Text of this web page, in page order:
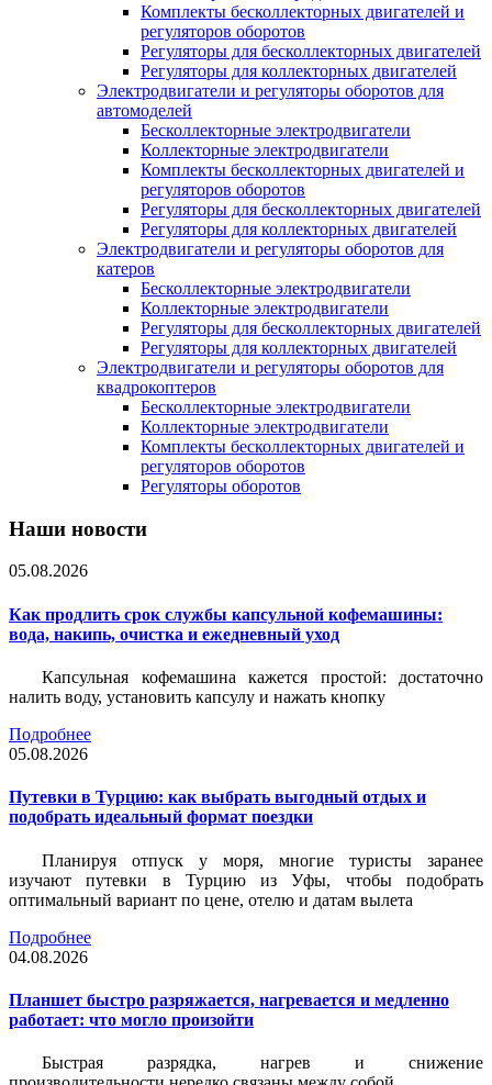
Комплекты бесколлекторных двигателей и
регуляторов оборотов
Регуляторы для бесколлекторных двигателей
Регуляторы для коллекторных двигателей
Электродвигатели и регуляторы оборотов для
автомоделей
Бесколлекторные электродвигатели
Коллекторные электродвигатели
Комплекты бесколлекторных двигателей и
регуляторов оборотов
Регуляторы для бесколлекторных двигателей
Регуляторы для коллекторных двигателей
Электродвигатели и регуляторы оборотов для
катеров
Бесколлекторные электродвигатели
Коллекторные электродвигатели
Регуляторы для бесколлекторных двигателей
Регуляторы для коллекторных двигателей
Электродвигатели и регуляторы оборотов для
квадрокоптеров
Бесколлекторные электродвигатели
Коллекторные электродвигатели
Комплекты бесколлекторных двигателей и
регуляторов оборотов
Регуляторы оборотов
Наши новости
05.08.2026
Как продлить срок службы капсульной кофемашины:
вода, накипь, очистка и ежедневный уход
Капсульная кофемашина кажется простой: достаточно
налить воду, установить капсулу и нажать кнопку
Подробнее
05.08.2026
Путевки в Турцию: как выбрать выгодный отдых и
подобрать идеальный формат поездки
Планируя отпуск у моря, многие туристы заранее
изучают путевки в Турцию из Уфы, чтобы подобрать
оптимальный вариант по цене, отелю и датам вылета
Подробнее
04.08.2026
Планшет быстро разряжается, нагревается и медленно
работает: что могло произойти
Быстрая разрядка, нагрев и снижение